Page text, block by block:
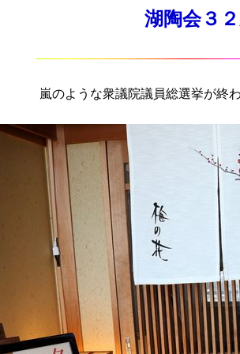
湖陶会３
嵐のような衆議院議員総選挙が終